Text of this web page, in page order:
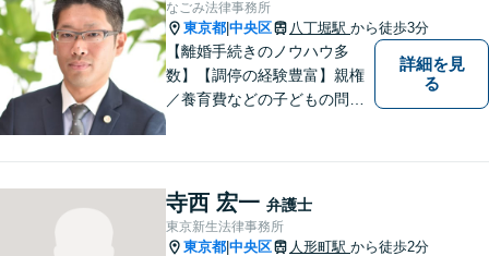
なごみ法律事務所
東京都 中央区 八丁堀駅 から徒歩3分
【離婚手続きのノウハウ多
数】【調停の経験豊富】親権
／養育費などの子どもの問題
に真摯に向き合い最後までサ
ポート。性別・年齢問わず、
お気軽にご相談ください【八
詳細を見
る
寺西 宏一 弁護士
東京新生法律事務所
東京都 中央区 人形町駅 から徒歩2分